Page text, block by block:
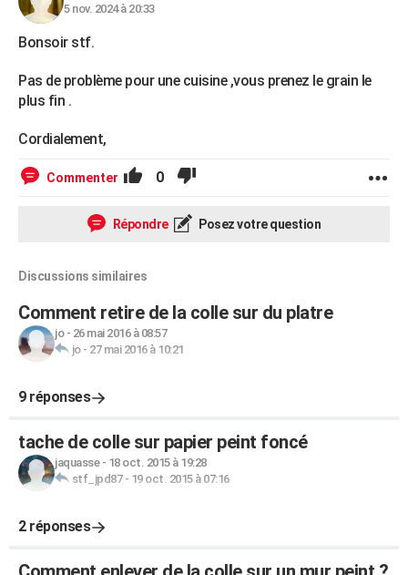
5 nov. 2024 à 20:33
Bonsoir stf.
Pas de problème pour une cuisine ,vous prenez le grain le
plus fin .
Cordialement,
Commenter 0
Répondre Posez votre question
Discussions similaires
Comment retire de la colle sur du platre
jo- 26 mai 2016 à 08:57
jo- 27 mai 2016 à 10:21
9 réponses
tache de colle sur papier peint foncé
jaquasse- 18 oct. 2015 à 19:28
stf_jpd87- 19 oct. 2015 à 07:16
2 réponses